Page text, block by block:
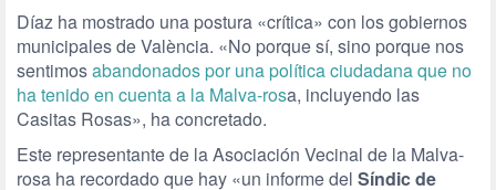
Díaz ha mostrado una postura «crítica» con los gobiernos
municipales de València. «No porque sí, sino porque nos
sentimosabandonados por una política ciudadana que no
ha tenido en cuenta a la Malva-rosa, incluyendo las
Casitas Rosas», ha concretado.
Este representante de la Asociación Vecinal de la Malva-
rosa ha recordado que hay «un informe del Síndic de